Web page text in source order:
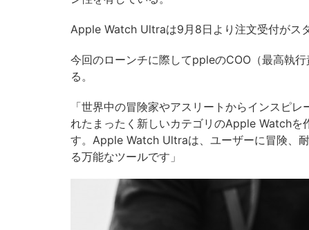
Apple Watch Ultraは9月8日より注文受付がス
今回のローンチに際してppleのCOO（最高執
る。
「世界中の冒険家やアスリートからインスピ
れたまったく新しいカテゴリのApple Watch
す。Apple Watch Ultraは、ユーザーに冒険、
る万能なツールです」